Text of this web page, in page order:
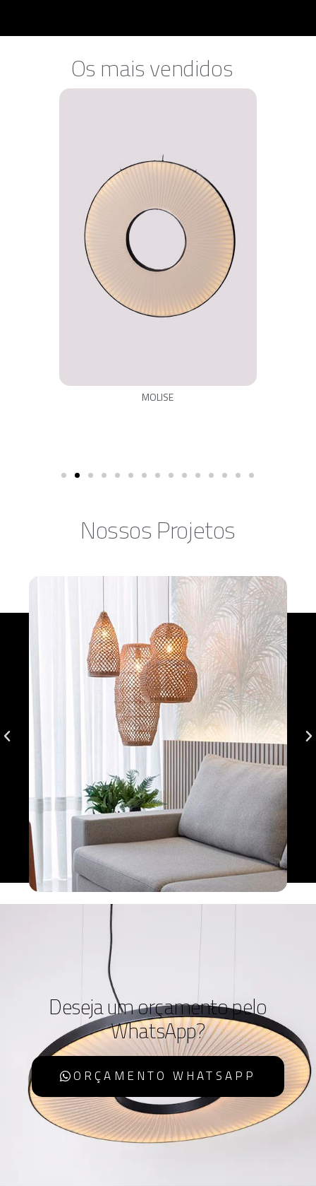
Os mais vendidos
MOLISE
Nossos Projetos​
Deseja um orçamento pelo
WhatsApp?
ORÇAMENTO WHATSAPP